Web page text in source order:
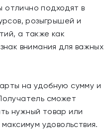
подходят в
розыгрышей и
а также как
внимания для важных
на удобную сумму и
сможет
нужный товар или
удовольствия.